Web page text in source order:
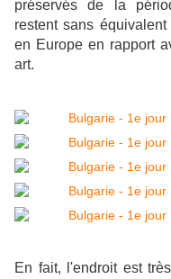
préservés de la
restent sans
en Europe en rapport
art.
En fait, l'endroit est